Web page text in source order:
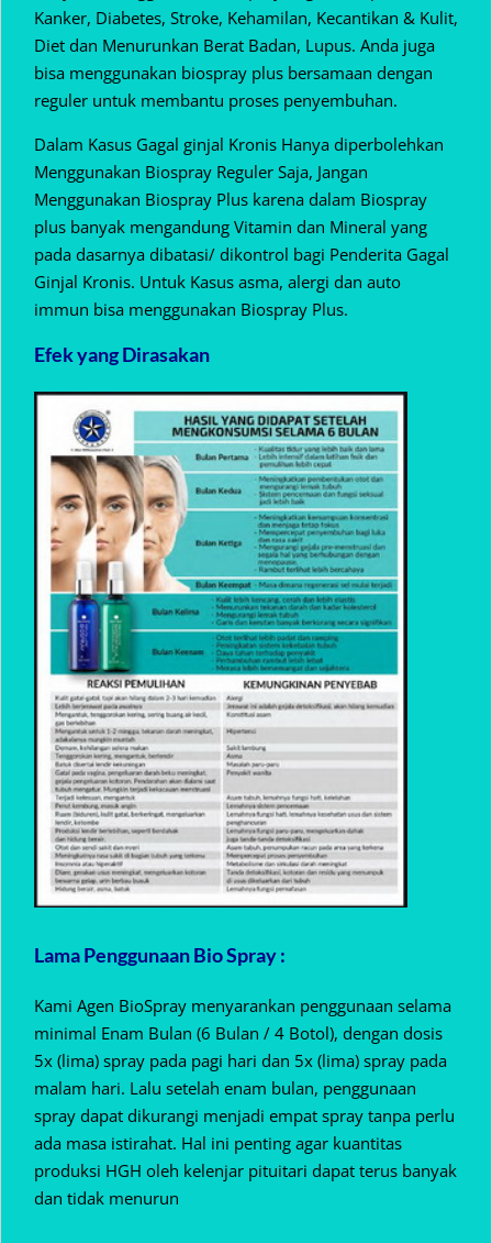
Kanker, Diabetes, Stroke, Kehamilan, Kecantikan & Kulit,
Diet dan Menurunkan Berat Badan, Lupus. Anda juga
bisa menggunakan biospray plus bersamaan dengan
reguler untuk membantu proses penyembuhan.
Dalam Kasus Gagal ginjal Kronis Hanya diperbolehkan
Menggunakan Biospray Reguler Saja, Jangan
Menggunakan Biospray Plus karena dalam Biospray
plus banyak mengandung Vitamin dan Mineral yang
pada dasarnya dibatasi/ dikontrol bagi Penderita Gagal
Ginjal Kronis. Untuk Kasus asma, alergi dan auto
immun bisa menggunakan Biospray Plus.
Efek yang Dirasakan
Lama Penggunaan Bio Spray :
Kami Agen BioSpray menyarankan penggunaan selama
minimal Enam Bulan (6 Bulan / 4 Botol), dengan dosis
5x (lima) spray pada pagi hari dan 5x (lima) spray pada
malam hari. Lalu setelah enam bulan, penggunaan
spray dapat dikurangi menjadi empat spray tanpa perlu
ada masa istirahat. Hal ini penting agar kuantitas
produksi HGH oleh kelenjar pituitari dapat terus banyak
dan tidak menurun